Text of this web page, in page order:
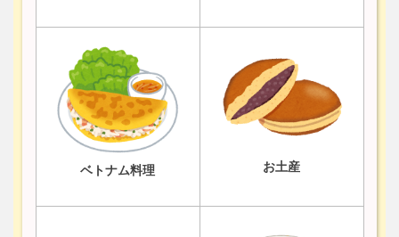
ベトナム料理 お土産